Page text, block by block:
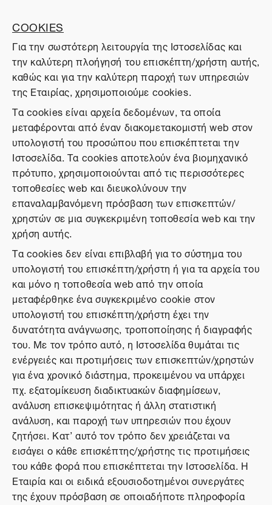
COOKIES
Για την σωστότερη λειτουργία της Ιστοσελίδας και
την καλύτερη πλοήγησή του επισκέπτη/χρήστη αυτής,
καθώς και για την καλύτερη παροχή των υπηρεσιών
της Εταιρίας, χρησιμοποιούμε cookies.
Τα cookies είναι αρχεία δεδομένων, τα οποία
μεταφέρονται από έναν διακομετακομιστή web στον
υπολογιστή του προσώπου που επισκέπτεται την
Ιστοσελίδα. Τα cookies αποτελούν ένα βιομηχανικό
πρότυπο, χρησιμοποιούνται από τις περισσότερες
τοποθεσίες web και διευκολύνουν την
επαναλαμβανόμενη πρόσβαση των επισκεπτών/
χρηστών σε μια συγκεκριμένη τοποθεσία web και την
χρήση αυτής.
Τα cookies δεν είναι επιβλαβή για το σύστημα του
υπολογιστή του επισκέπτη/χρήστη ή για τα αρχεία του
και μόνο η τοποθεσία web από την οποία
μεταφέρθηκε ένα συγκεκριμένο cookie στον
υπολογιστή του επισκέπτη/χρήστη έχει την
δυνατότητα ανάγνωσης, τροποποίησης ή διαγραφής
του. Με τον τρόπο αυτό, η Ιστοσελίδα θυμάται τις
ενέργειές και προτιμήσεις των επισκεπτών/χρηστών
για ένα χρονικό διάστημα, προκειμένου να υπάρχει
πχ. εξατομίκευση διαδικτυακών διαφημίσεων,
ανάλυση επισκεψιμότητας ή άλλη στατιστική
ανάλυση, και παροχή των υπηρεσιών που έχουν
ζητήσει. Κατ’ αυτό τον τρόπο δεν χρειάζεται να
εισάγει ο κάθε επισκέπτης/χρήστης τις προτιμήσεις
του κάθε φορά που επισκέπτεται την Ιστοσελίδα. Η
Εταιρία και οι ειδικά εξουσιοδοτημένοι συνεργάτες
της έχουν πρόσβαση σε οποιαδήποτε πληροφορία